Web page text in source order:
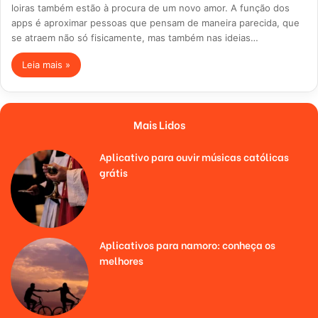
loiras também estão à procura de um novo amor. A função dos
apps é aproximar pessoas que pensam de maneira parecida, que
se atraem não só fisicamente, mas também nas ideias…
Leia mais »
Mais Lidos
Aplicativo para ouvir músicas católicas
grátis
Aplicativos para namoro: conheça os
melhores